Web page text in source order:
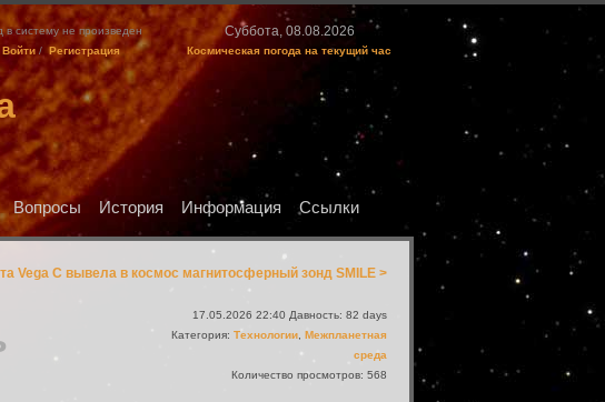
Суббота, 08.08.2026
Космическая погода на текущий час
в систему не произведен
Войти / Регистрация
Вопросы История Информация Ссылки
Vega C вывела в космос магнитосферный зонд SMILE >
17.05.2026 22:40 Давность: 82 days
Категория: Технологии Межпланетная
среда
Количество просмотров: 568